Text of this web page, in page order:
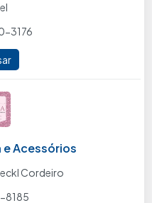
3176
e Acessórios
Cordeiro
8185